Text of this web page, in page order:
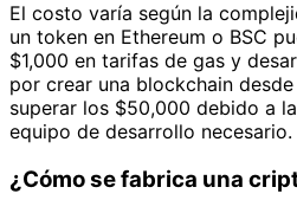
El costo varía según la
un token en Ethereum o BSC
$1,000 en tarifas de gas y
por crear una blockchain
superar los $50,000 debido a
equipo de desarrollo necesario.
¿Cómo se fabrica una